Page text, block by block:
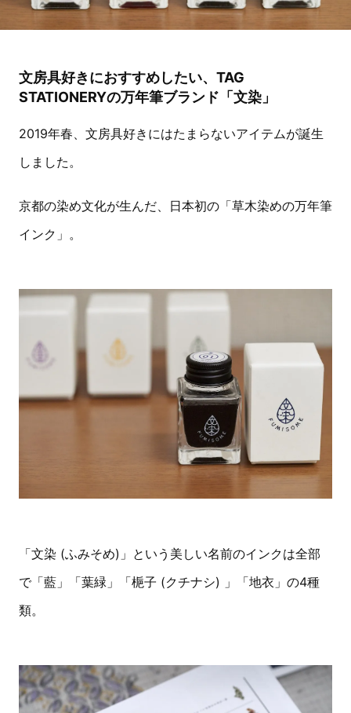
文房具好きにおすすめしたい、TAG
STATIONERYの万年筆ブランド「文染」
2019年春、文房具好きにはたまらないアイテムが誕生
しました。
京都の染め文化が生んだ、日本初の「草木染めの万年筆
インク」。
「文染 (ふみそめ)」という美しい名前のインクは全部
で「藍」「葉緑」「梔子 (クチナシ) 」「地衣」の4種
類。